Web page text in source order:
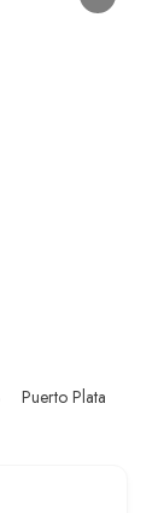
Puerto Plata